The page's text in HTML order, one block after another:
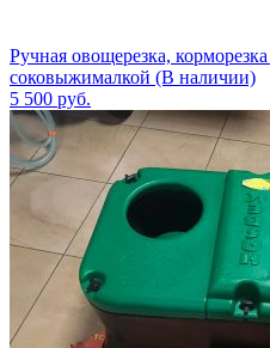
Ручная овощерезка,
соковыжималкой (В наличии)
5 500 руб.